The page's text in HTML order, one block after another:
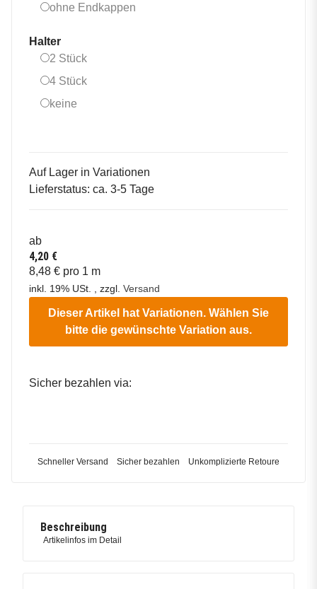
ohne Endkappen
Halter
2 Stück2 Stück
4 Stück4 Stück
keine
Auf Lager in Variationen
Lieferstatus: ca. 3-5 Tage
ab
4,20 €
8,48 € pro 1 m
inkl. 19% USt. , zzgl. Versand
Dieser Artikel hat Variationen. Wählen Sie
bitte die gewünschte Variation aus.
Sicher bezahlen via:
Schneller Versand Sicher bezahlen Unkomplizierte Retoure
Beschreibung
Artikelinfos im Detail